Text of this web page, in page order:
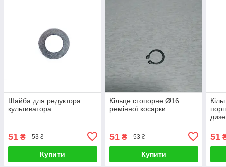
Шайба для редуктора
культиватора
51 ₴ 53 ₴
Купити
Кільце стопорне Ø16
ремінної косарки
51₴ 53 ₴
Купити
51